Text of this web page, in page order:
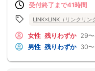
受付終了まで41時間
LINK×LINK（リンクリン
女性 残りわずか 29
男性 残りわずか 30